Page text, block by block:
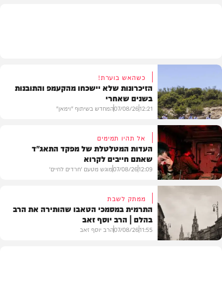
וידאו
כשהאש בוערת!
הזיכרונות שלא יישכחו מהקעמפ והתובנות
בשנים שאחרי
12:21
07/08/26המחדש בשיתוף "וימאן"
דעות
אל תהיו תמימים
העדות המטלטלת של מפקד התאג"ד
שאתם חייבים לקרוא
12:09
07/08/26מוגש מטעם 'חרדים לחיים'
ממתק לשבת
התרמית במסמכי הטאבו שהותירה את הרב
בהלם | הרב יוסף זאב
11:55
07/08/26הרב יוסף זאב